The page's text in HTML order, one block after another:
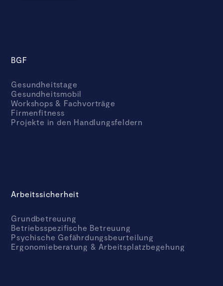
BGF
Gesundheitstage
Gesundheitsmobil
Workshops & Fachvorträge
Firmenfitness
Projekte in den Handlungsfeldern
Arbeitssicherheit
Grundbetreuung
Betriebsspezifische Betreuung
Psychische Gefährdungsbeurteilung
Ergonomieberatung & Arbeitsplatzbegehung